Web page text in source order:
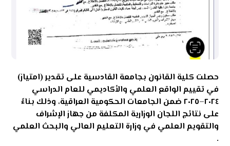
حصلت كلية القانون بجامعة القادسية على تقدير (امتياز)
في تقييم الواقع العلمي والأكاديمي للعام الدراسي
٢٠٢٤–٢٠٢٥ ضمن الجامعات الحكومية العراقية، وذلك بناءً
على نتائج اللجان الوزارية المكلفة من جهاز الإشراف
والتقويم العلمي في وزارة التعليم العالي والبحث العلمي
.